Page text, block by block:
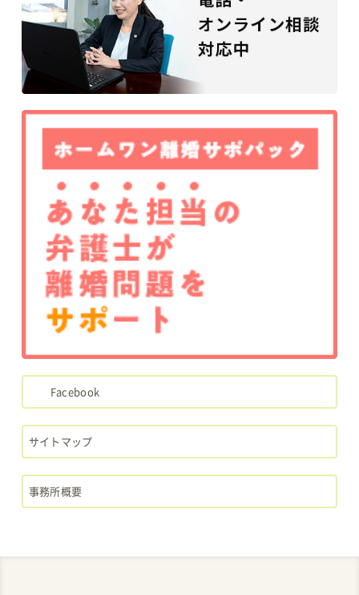
Facebook
サイトマップ
事務所概要